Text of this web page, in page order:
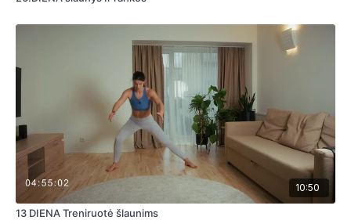
10:50
13 DIENA Treniruotė šlaunims